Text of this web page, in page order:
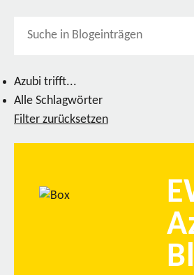
Azubi trifft...
Alle Schlagwörter
Filter zurücksetzen